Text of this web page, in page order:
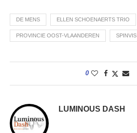
DE MENS ELLEN SCHOENAERTS TRIO
PROVINCIE OOST-VLAANDEREN SPINVIS
0
LUMINOUS DASH